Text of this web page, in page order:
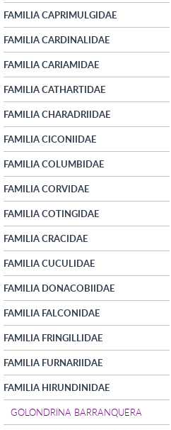
FAMILIA CAPRIMULGIDAE
FAMILIA CARDINALIDAE
FAMILIA CARIAMIDAE
FAMILIA CATHARTIDAE
FAMILIA CHARADRIIDAE
FAMILIA CICONIIDAE
FAMILIA COLUMBIDAE
FAMILIA CORVIDAE
FAMILIA COTINGIDAE
FAMILIA CRACIDAE
FAMILIA CUCULIDAE
FAMILIA DONACOBIIDAE
FAMILIA FALCONIDAE
FAMILIA FRINGILLIDAE
FAMILIA FURNARIIDAE
FAMILIA HIRUNDINIDAE
GOLONDRINA BARRANQUERA